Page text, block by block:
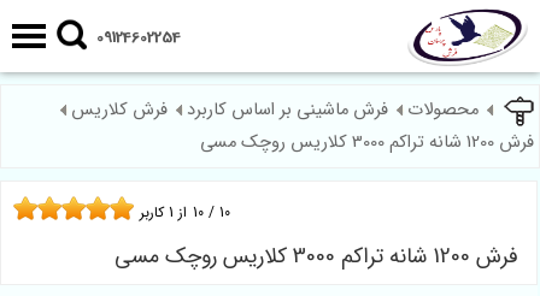
09124602254
محصولات فرش ماشینی بر اساس کاربرد
فرش کلاریس
فرش 1200 شانه تراکم 3000 کلاریس روچک مسی
فرش 1200 شانه تراکم 3000 کلاریس روچک مسی
10 / 10 از 1کاربر